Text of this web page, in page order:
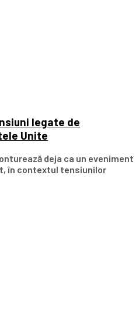
legate de
Unite
deja ca un eveniment
în contextul tensiunilor